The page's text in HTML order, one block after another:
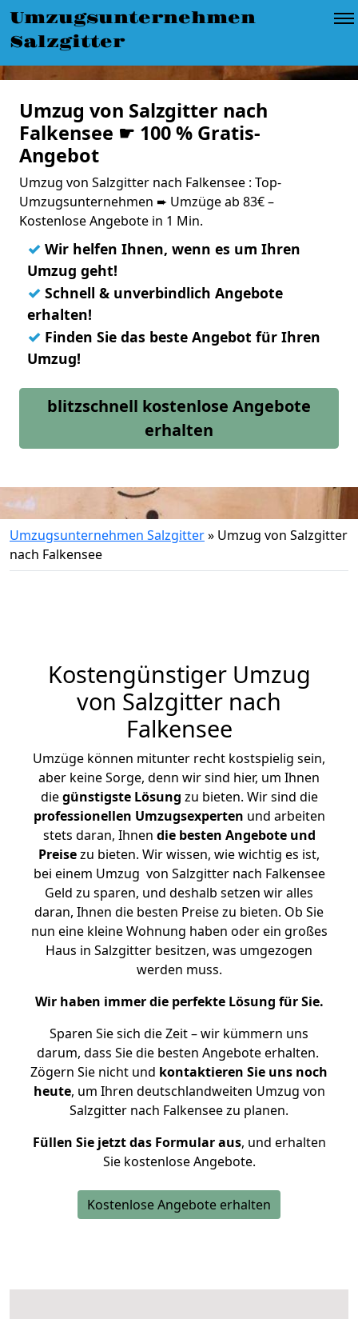
Umzugsunternehmen
Salzgitter
Umzug von Salzgitter nach
Falkensee ☛ 100 % Gratis-
Angebot
Umzug von Salzgitter nach Falkensee : Top-
Umzugsunternehmen ➨ Umzüge ab 83€ –
Kostenlose Angebote in 1 Min.
✓ Wir helfen Ihnen, wenn es um Ihren
Umzug geht!
✓ Schnell & unverbindlich Angebote
erhalten!
✓ Finden Sie das beste Angebot für Ihren
Umzug!
blitzschnell kostenlose Angebote
erhalten
Umzugsunternehmen Salzgitter» Umzug von Salzgitter
nach Falkensee
Kostengünstiger Umzug
von Salzgitter nach
Falkensee
Umzüge können mitunter recht kostspielig sein,
aber keine Sorge, denn wir sind hier, um Ihnen
diegünstigste Lösung zu bieten. Wir sind die
professionellen Umzugsexperten und arbeiten
stets daran, Ihnen die besten Angebote und
Preisezu bieten. Wir wissen, wie wichtig es ist,
bei einem Umzug von Salzgitter nach Falkensee
Geld zu sparen, und deshalb setzen wir alles
daran, Ihnen die besten Preise zu bieten. Ob Sie
nun eine kleine Wohnung haben oder ein großes
Haus in Salzgitter besitzen, was umgezogen
werden muss.
Wir haben immer die perfekte Lösung für Sie.
Sparen Sie sich die Zeit – wir kümmern uns
darum, dass Sie die besten Angebote erhalten.
Zögern Sie nicht und kontaktieren Sie uns noch
heute, um Ihren deutschlandweiten Umzug von
Salzgitter nach Falkensee zu planen.
Füllen Sie jetzt das Formular aus, und erhalten
Sie kostenlose Angebote.
Kostenlose Angebote erhalten